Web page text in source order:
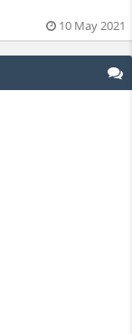
10 May 2021